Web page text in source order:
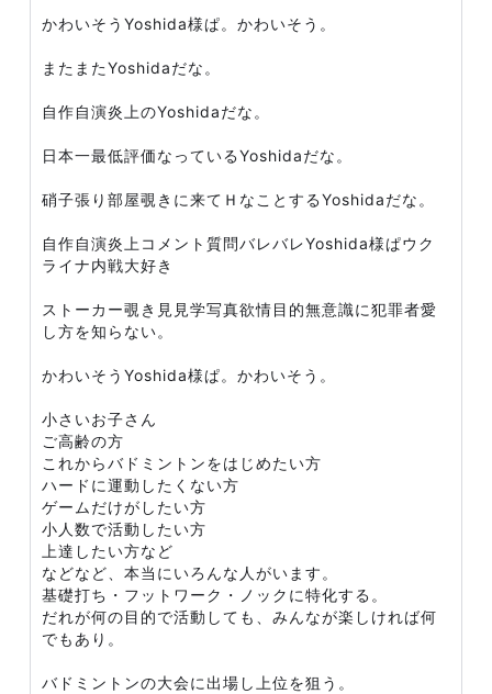
かわいそうYoshida様ぱ。かわいそう。
またまたYoshidaだな。
自作自演炎上のYoshidaだな。
日本一最低評価なっているYoshidaだな。
硝子張り部屋覗きに来てＨなことするYoshidaだな。
自作自演炎上コメント質問バレバレYoshida様ぱウク
ライナ内戦大好き
ストーカー覗き見見学写真欲情目的無意識に犯罪者愛
し方を知らない。
かわいそうYoshida様ぱ。かわいそう。
小さいお子さん
ご高齢の方
これからバドミントンをはじめたい方
ハードに運動したくない方
ゲームだけがしたい方
小人数で活動したい方
上達したい方など
などなど、本当にいろんな人がいます。
基礎打ち・フットワーク・ノックに特化する。
だれが何の目的で活動しても、みんなが楽しければ何
でもあり。
バドミントンの大会に出場し上位を狙う。